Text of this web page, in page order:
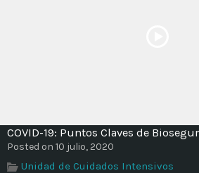
COVID-19: Puntos Claves de
Posted on 10 julio, 2020
Unidad de Cuidados Intensivos